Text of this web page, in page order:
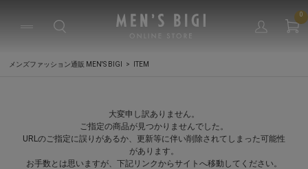
0
メンズファッション通販 MEN'S BIGI ITEM
大変申し訳ありません。
ご指定の商品が見つかりませんでした。
URLのご指定に誤りがあるか、更新等に伴い削除されてしまった可能性
があります。
お手数とは思いますが、下記リンクからサイトへ移動してください。